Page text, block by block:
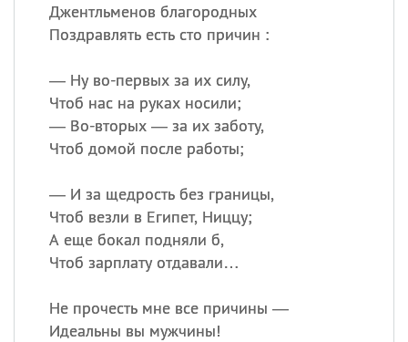
Джентльменов благородных
Поздравлять есть сто причин :
— Ну во-первых за их силу,
Чтоб нас на руках носили;
— Во-вторых — за их заботу,
Чтоб домой после работы;
— И за щедрость без границы,
Чтоб везли в Египет, Ниццу;
А еще бокал подняли б,
Чтоб зарплату отдавали…
Не прочесть мне все причины —
Идеальны вы мужчины!